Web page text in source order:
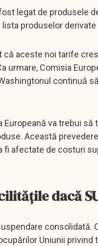
legat de produsele
produselor
că aceste noi tarife
urmare, Comisia
continuă
Europeană va trebui
Această
fi afectate de costuri
dacă
Uniunii